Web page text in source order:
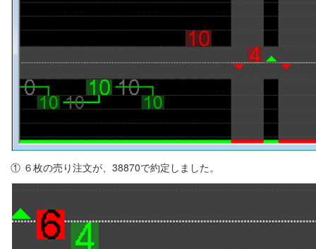
① ６枚の売り注文が、38870で約定しました。